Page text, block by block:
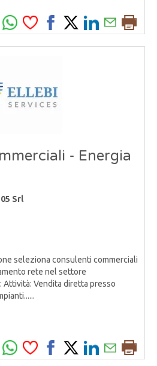
- Energia
Srl
seleziona consulenti commerciali
rete nel settore
Vendita diretta presso